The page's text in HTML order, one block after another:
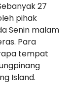
27
pihak
Senin malam
Para
tempat
Island.